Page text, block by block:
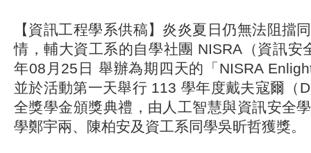
【資訊工程學系供稿】炎炎夏日仍無法阻擋
情，輔大資工系的自學社團 NISRA（資訊安
年08月25日 舉辦為期四天的「NISRA
並於活動第一天舉行 113 學年度戴夫寇爾（
全獎學金頒獎典禮，由人工智慧與資訊安全
學鄭宇兩、陳柏安及資工系同學吳昕哲獲獎。